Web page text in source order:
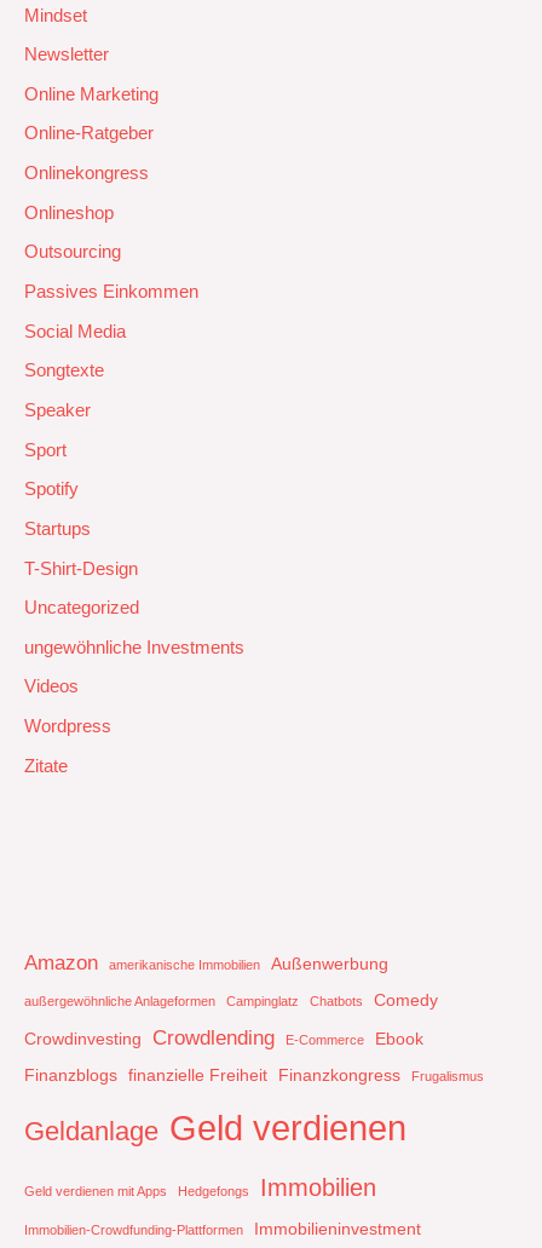
Mindset
Newsletter
Online Marketing
Online-Ratgeber
Onlinekongress
Onlineshop
Outsourcing
Passives Einkommen
Social Media
Songtexte
Speaker
Sport
Spotify
Startups
T-Shirt-Design
Uncategorized
ungewöhnliche Investments
Videos
Wordpress
Zitate
Amazon amerikanische Immobilien Außenwerbung
außergewöhnliche Anlageformen Campinglatz Chatbots
Comedy
Crowdinvesting
Crowdlending E-Commerce
Ebook
Finanzblogs finanzielle Freiheit Finanzkongress Frugalismus
Geldanlage Geld verdienen
Geld verdienen mit Apps Hedgefongs Immobilien
Immobilien-Crowdfunding-Plattformen Immobilieninvestment